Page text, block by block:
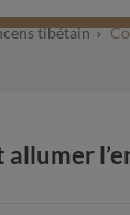
tibétain